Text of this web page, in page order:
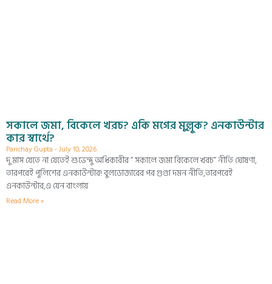
সকালে জমা, বিকেলে খরচ? একি মগের মুল্লুক? এনকাউন্টার
কার স্বার্থে?
Parichay Gupta July 10, 2026
দু মাস যেতে না যেতেই শুভেন্দু অধিকারীর ” সকালে জমা বিকেলে খরচ” নীতি ঘোষণা,
তারপরেই পুলিশের এনকাউন্টার! বুলডোজারের পর গুণ্ডা দমন নীতি,তারপরেই
এনকাউন্টার,এ যেন বাংলায়
Read More »